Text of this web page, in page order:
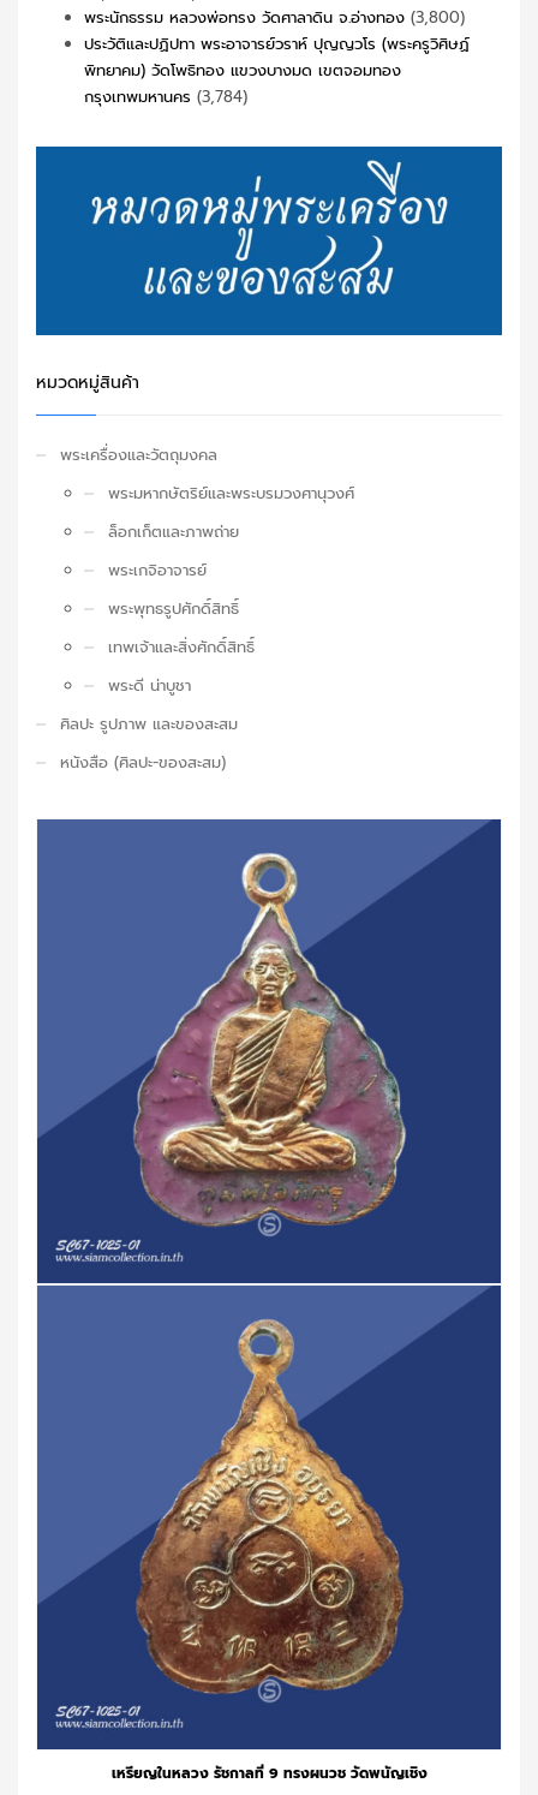
พระนักธรรม หลวงพ่อทรง วัดศาลาดิน จ.อ่างทอง (3,800)
ประวัติและปฏิปทา พระอาจารย์วราห์ ปุญญวโร (พระครูวิศิษฏ์
พิทยาคม) วัดโพธิทอง แขวงบางมด เขตจอมทอง
กรุงเทพมหานคร (3,784)
หมวดหมู่สินค้า
พระเครื่องและวัตถุมงคล
พระมหากษัตริย์และพระบรมวงศานุวงศ์
ล็อกเก็ตและภาพถ่าย
พระเกจิอาจารย์
พระพุทธรูปศักดิ์สิทธิ์
เทพเจ้าและสิ่งศักดิ์สิทธิ์
พระดี น่าบูชา
ศิลปะ รูปภาพ และของสะสม
หนังสือ (ศิลปะ-ของสะสม)
เหรียญในหลวง รัชกาลที่ 9 ทรงผนวช วัดพนัญเชิง